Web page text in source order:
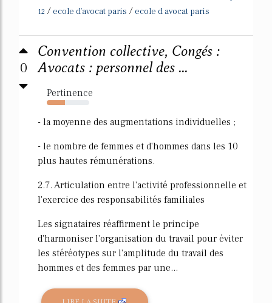
12 / ecole d'avocat paris / ecole d avocat paris
0
Convention collective, Congés :
Avocats : personnel des ...
Pertinence
43%
- la moyenne des augmentations individuelles ;
- le nombre de femmes et d'hommes dans les 10
plus hautes rémunérations.
2.7. Articulation entre l'activité professionnelle et
l'exercice des responsabilités familiales
Les signataires réaffirment le principe
d'harmoniser l'organisation du travail pour éviter
les stéréotypes sur l'amplitude du travail des
hommes et des femmes par une...